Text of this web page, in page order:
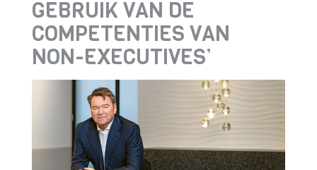
GEBRUIK VAN DE
COMPETENTIES VAN
NON-EXECUTIVES’